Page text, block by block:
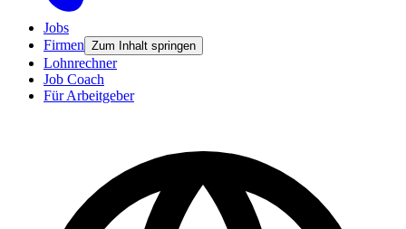
Jobs
Firmen Zum Inhalt springen
Lohnrechner
Job Coach
Für Arbeitgeber